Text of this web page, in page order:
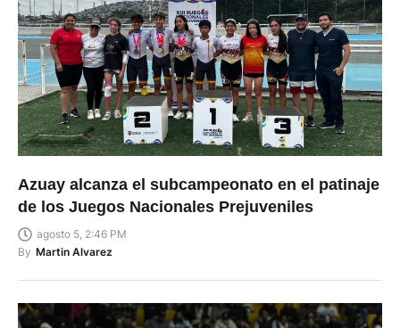
Azuay alcanza el subcampeonato en el patinaje
de los Juegos Nacionales Prejuveniles
agosto 5, 2:46 PM
By Martin Alvarez